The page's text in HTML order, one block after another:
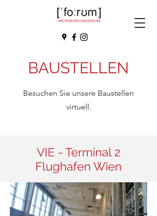
BAUSTELLEN
Besuchen Sie unsere Baustellen
virtuell.
VIE - Terminal 2
Flughafen Wien